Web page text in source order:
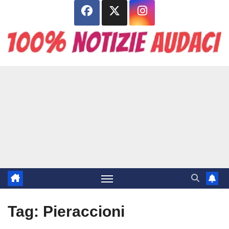
contenuto
Tag: Pieraccioni